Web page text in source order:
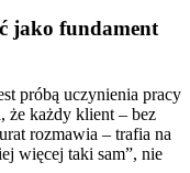
jako fundament
próbą uczynienia pracy
że każdy klient – bez
rozmawia – trafia na
więcej taki sam”, nie